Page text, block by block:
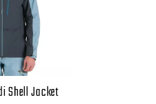
Shell Jacket